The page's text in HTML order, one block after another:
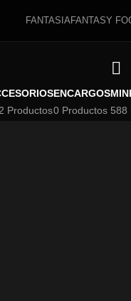
FANTASIAFANTASY
Productos
ENCARGOS
0 Productos 588